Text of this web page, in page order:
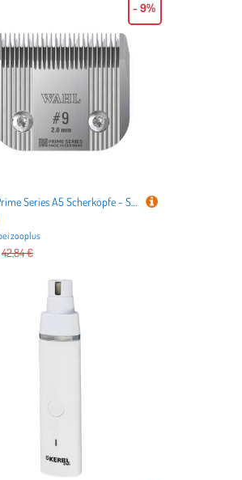
WAHL® Prime Series A5 Scherköpfe - Scherkopf Nr. 9 (Länge 2 mm)
zooplus
42,84 €
- 9%